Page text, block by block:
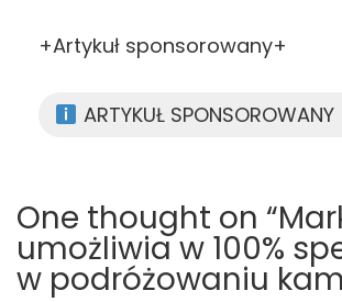
+Artykuł sponsorowany+
ARTYKUŁ SPONSOROWANY
One thought on
umożliwia w 100%
w podróżowaniu